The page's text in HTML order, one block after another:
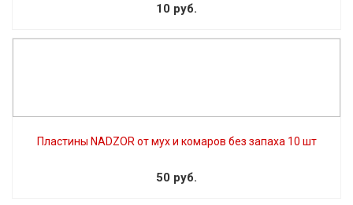
10 руб.
Пластины NADZOR от мух и комаров без запаха 10 шт
50 руб.